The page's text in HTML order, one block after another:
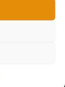
Impressum